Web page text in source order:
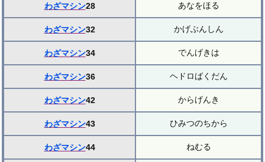
わざマシン28 あなをほる
わざマシン32 かげぶんしん
わざマシン34 でんげきは
わざマシン36 ヘドロばくだん
わざマシン42 からげんき
わざマシン43 ひみつのちから
わざマシン44 ねむる